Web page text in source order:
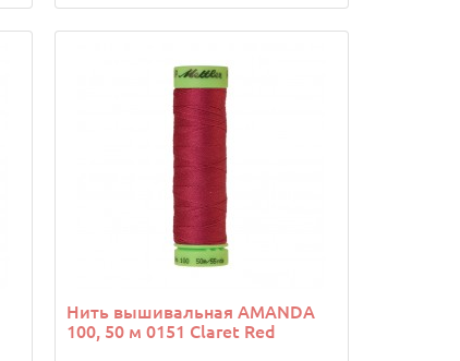
Нить вышивальная AMANDA
100, 50 м 0151 Claret Red